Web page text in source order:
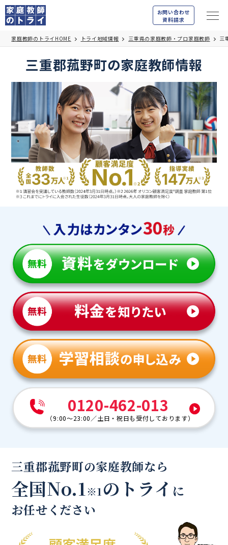
お問い合わせ
資料請求
家庭教師のトライHOME トライ地域情報 三重県の家庭教師・プロ家庭教師 三
三重郡菰野町の家庭教師情報
0120-462-013
（9:00～23:00／土日・祝日も受付しております）
三重郡菰野町の家庭教師なら
全国No.1※1のトライ に
お任せください